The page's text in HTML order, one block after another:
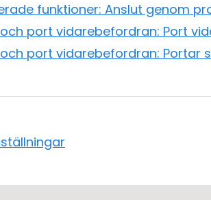
funktioner: Anslut genom
port vidarebefordran: Port
port vidarebefordran: Portar